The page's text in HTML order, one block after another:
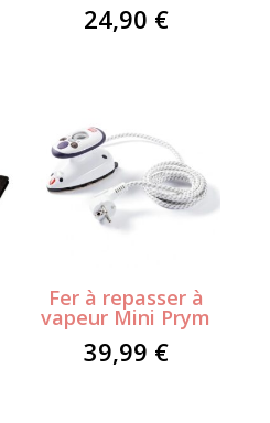
24,90 €
Fer à repasser à
vapeur Mini Prym
39,99 €